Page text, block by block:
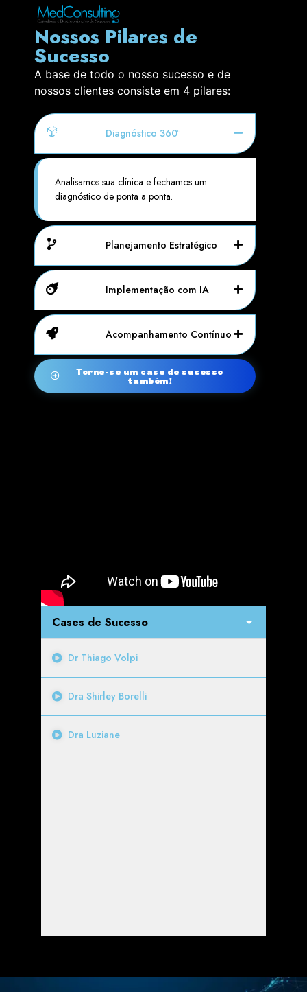
Nossos Pilares de
Sucesso
A base de todo o nosso sucesso e de
nossos clientes consiste em 4 pilares:
Diagnóstico 360º
Analisamos sua clínica e fechamos um
diagnóstico de ponta a ponta.
Planejamento Estratégico
Implementação com IA
Acompanhamento Contínuo
Torne-se um case de sucesso
também!
Cases de Sucesso
Dr Thiago Volpi
Dra Shirley Borelli
Dra Luziane